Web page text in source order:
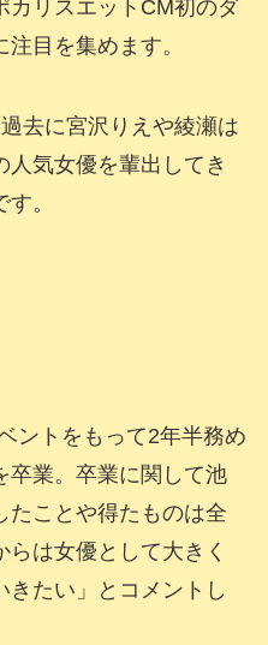
カリスエットCM初のダ
目を集めます。
去に宮沢りえや綾瀬は
人気女優を輩出してき
。
ントをもって2年半務め
卒業。卒業に関して池
たことや得たものは全
は女優として大きく
きたい」とコメントし